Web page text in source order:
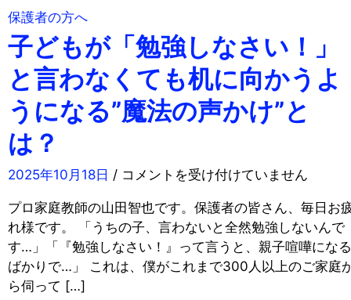
保護者の方へ
子どもが「勉強しなさい！」
と言わなくても机に向かうよ
うになる”魔法の声かけ”と
は？
2025年10月18日 / 子
も
が
「
勉
コメントを受け付けていません
プロ家庭教師の山田智也です。保護者の皆さん、毎日お
れ様です。 「うちの子、言わないと全然勉強しないんで
す…」「『勉強しなさい！』って言うと、親子喧嘩になる
ばかりで…」 これは、僕がこれまで300人以上のご家庭
ら伺って […]